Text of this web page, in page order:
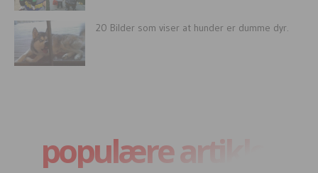
20 Bilder som viser at hunder er dumme dyr.
populære artikler